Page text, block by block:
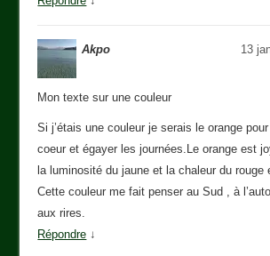
Akpo 13
Mon texte sur une couleur
Si j’étais une couleur je serais le orange
coeur et égayer les journées.Le orange est
la luminosité du jaune et la chaleur du rouge
Cette couleur me fait penser au Sud , à
aux rires.
Répondre ↓